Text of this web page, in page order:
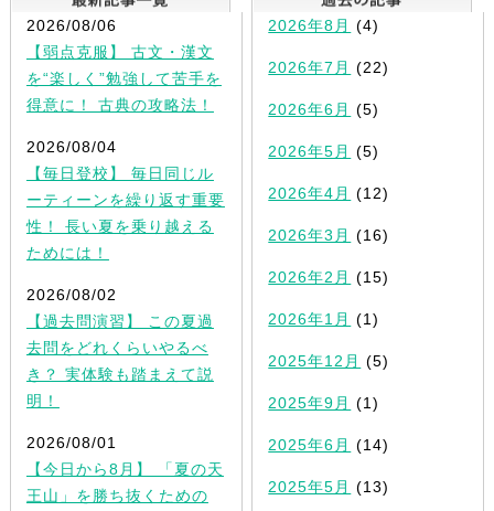
2026/08/06
【弱点克服】 古文・漢文
を“楽しく”勉強して苦手を
得意に！ 古典の攻略法！
2026/08/04
【毎日登校】 毎日同じル
ーティーンを繰り返す重要
性！ 長い夏を乗り越える
ためには！
2026/08/02
【過去問演習】 この夏過
去問をどれくらいやるべ
き？ 実体験も踏まえて説
明！
2026/08/01
【今日から8月】 「夏の天
王山」を勝ち抜くための
2026年8月 (4)
2026年7月 (22)
2026年6月 (5)
2026年5月 (5)
2026年4月 (12)
2026年3月 (16)
2026年2月 (15)
2026年1月 (1)
2025年12月 (5)
2025年9月 (1)
2025年6月 (14)
2025年5月 (13)